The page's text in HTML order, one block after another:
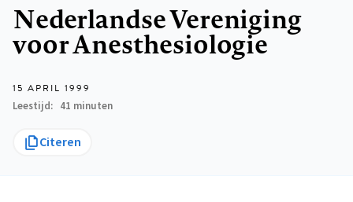
Nederlandse Vereniging
voor Anesthesiologie
15 APRIL 1999
Leestijd
41 minuten
Citeren